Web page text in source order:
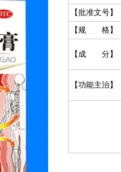
【批准文号】
【规 格】
【成 分】
【功能主治】